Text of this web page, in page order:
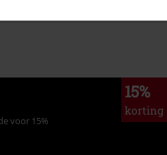
15%
korting
voor 15%